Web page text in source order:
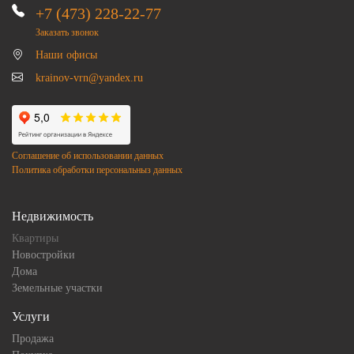
+7 (473) 228-22-77
Заказать звонок
Наши офисы
krainov-vrn@yandex.ru
Соглашение об использовании данных
Политика обработки персональныз данных
Недвижимость
Квартиры
Новостройки
Дома
Земельные участки
Услуги
Продажа